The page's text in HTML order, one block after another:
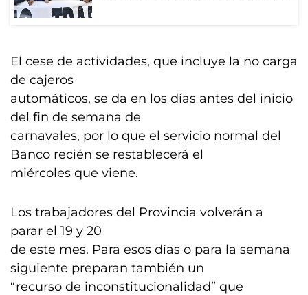
El cese de actividades, que incluye la no carga
de cajeros
automáticos, se da en los días antes del inicio
del fin de semana de
carnavales, por lo que el servicio normal del
Banco recién se restablecerá el
miércoles que viene.
Los trabajadores del Provincia volverán a
parar el 19 y 20
de este mes. Para esos días o para la semana
siguiente preparan también un
“recurso de inconstitucionalidad” que